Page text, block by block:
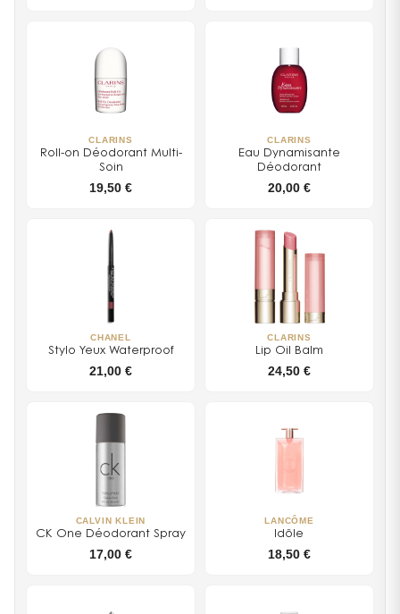
CLARINS
Roll-on Déodorant Multi-
Soin
19,50 €
CLARINS
Eau Dynamisante
Déodorant
20,00 €
CHANEL
Stylo Yeux Waterproof
21,00 €
CLARINS
Lip Oil Balm
24,50 €
CALVIN KLEIN
CK One Déodorant Spray
17,00 €
LANCÔME
Idôle
18,50 €